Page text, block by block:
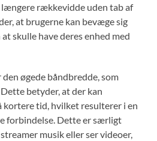
rækkevidde uden tab af
at brugerne kan bevæge sig
skulle have deres enhed med
øgede båndbredde, som
betyder, at der kan
kortere tid, hvilket resulterer i en
forbindelse. Dette er særligt
musik eller ser videoer,